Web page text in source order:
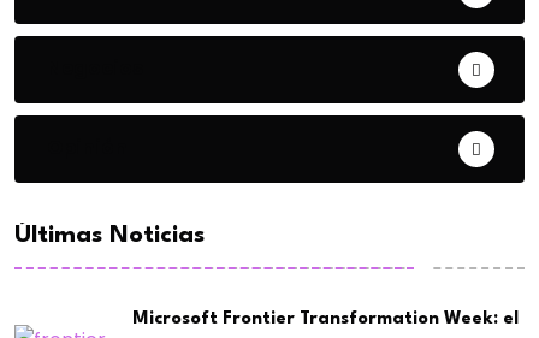
Últimas Noticias
Microsoft Frontier Transformation Week: el